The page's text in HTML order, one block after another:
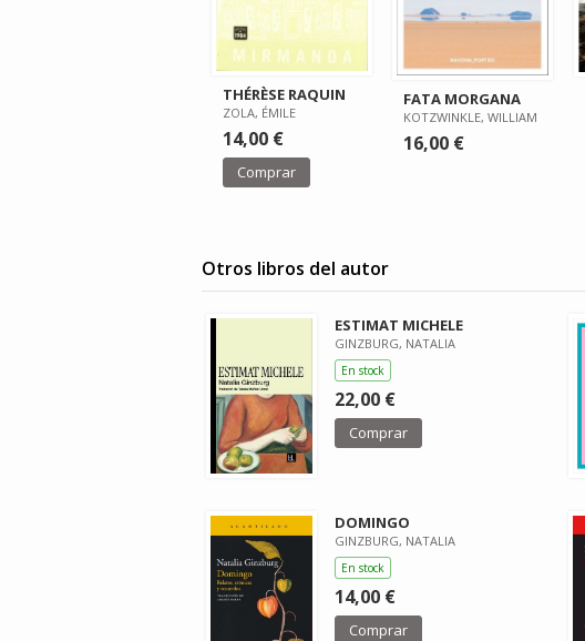
THÉRÈSE RAQUIN
ZOLA, ÉMILE
14,00 €
Comprar
FATA MORGANA
KOTZWINKLE, WILLIAM
16,00 €
Otros libros del autor
ESTIMAT MICHELE
GINZBURG, NATALIA
En stock
22,00 €
Comprar
DOMINGO
GINZBURG, NATALIA
En stock
14,00 €
Comprar